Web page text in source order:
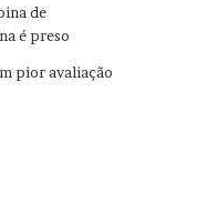
de
é preso
pior avaliação